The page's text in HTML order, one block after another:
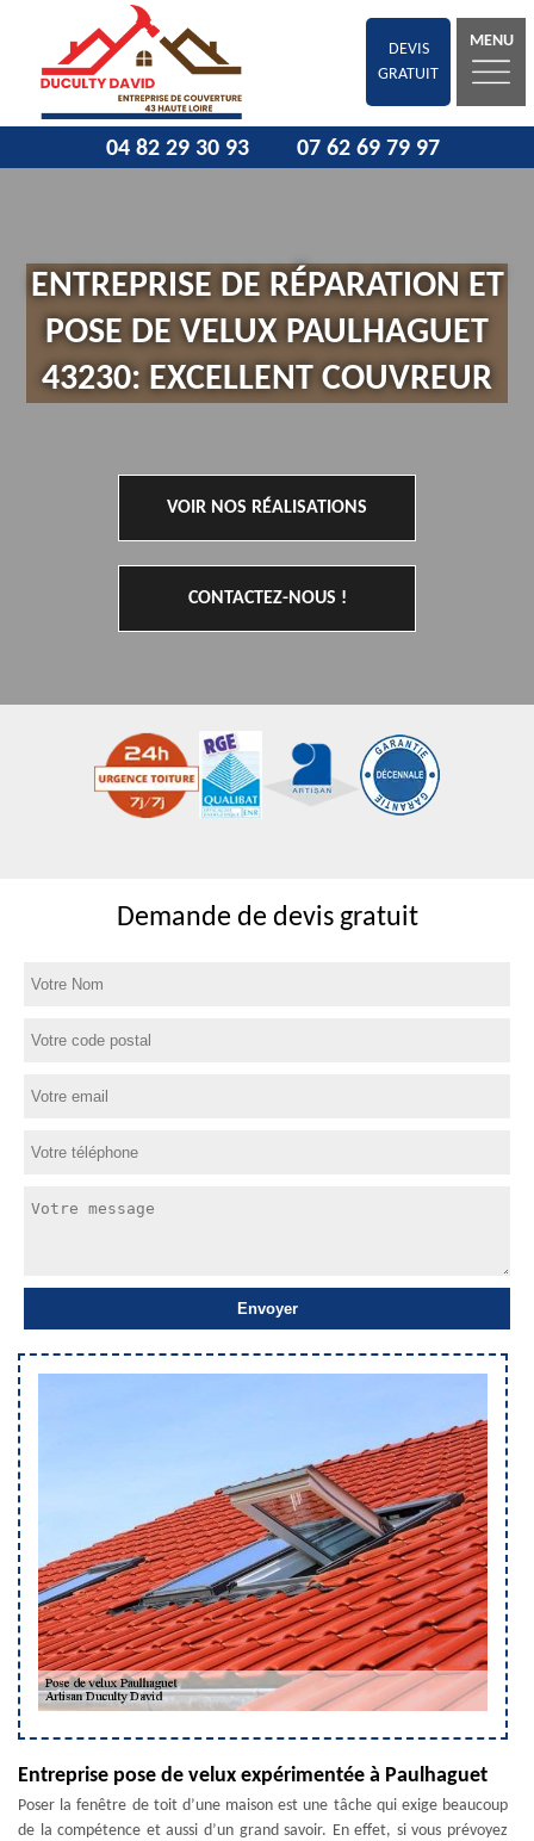
DEVIS
GRATUIT
MENU
04 82 29 30 93 07 62 69 79 97
ENTREPRISE DE RÉPARATION ET
POSE DE VELUX PAULHAGUET
43230: EXCELLENT COUVREUR
VOIR NOS RÉALISATIONS
CONTACTEZ-NOUS !
Demande de devis gratuit
Entreprise pose de velux expérimentée à Paulhaguet
Poser la fenêtre de toit d’une maison est une tâche qui exige beaucoup
de la compétence et aussi d’un grand savoir. En effet, si vous prévoyez